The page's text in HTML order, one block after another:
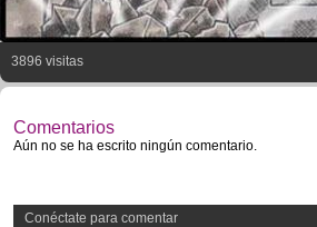
3896 visitas
Comentarios
Aún no se ha escrito ningún comentario.
Conéctate para comentar